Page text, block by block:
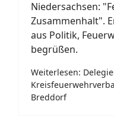
Niedersachsen:
Zusammenhalt".
aus Politik,
begrüßen.
Weiterlesen:
Breddorf